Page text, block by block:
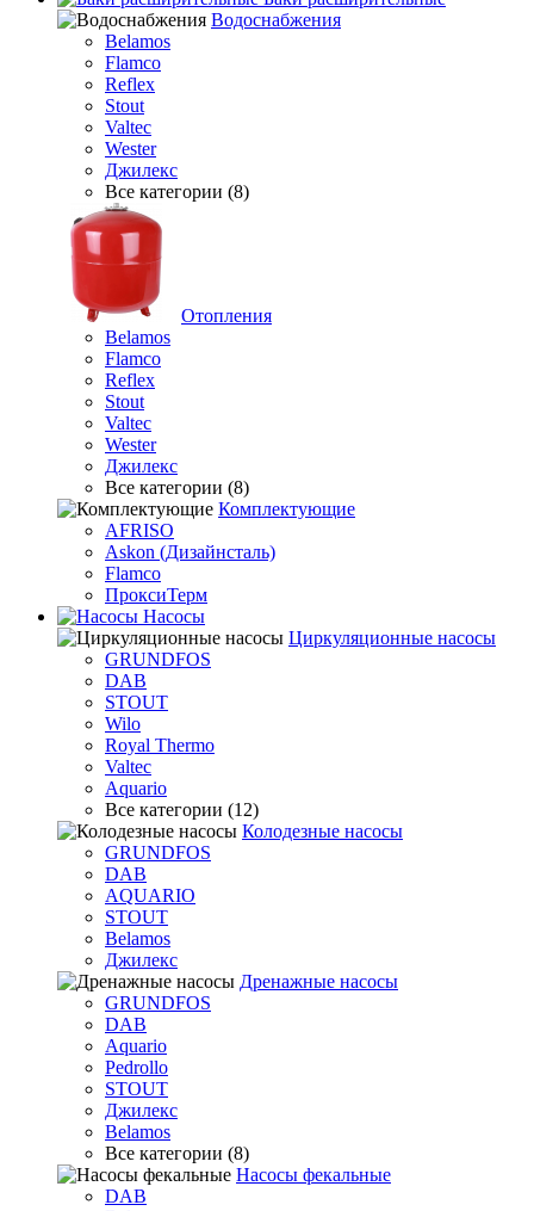
Водоснабжения
Belamos
Flamco
Reflex
Stout
Valtec
Wester
Джилекс
Все категории (8)
Отопления
Belamos
Flamco
Reflex
Stout
Valtec
Wester
Джилекс
Все категории (8)
Комплектующие
AFRISO
Askon (Дизайнсталь)
Flamco
ПроксиТерм
Насосы
Циркуляционные насосы
GRUNDFOS
DAB
STOUT
Wilo
Royal Thermo
Valtec
Aquario
Все категории (12)
Колодезные насосы
GRUNDFOS
DAB
AQUARIO
STOUT
Belamos
Джилекс
Дренажные насосы
GRUNDFOS
DAB
Aquario
Pedrollo
STOUT
Джилекс
Belamos
Все категории (8)
Насосы фекальные
DAB